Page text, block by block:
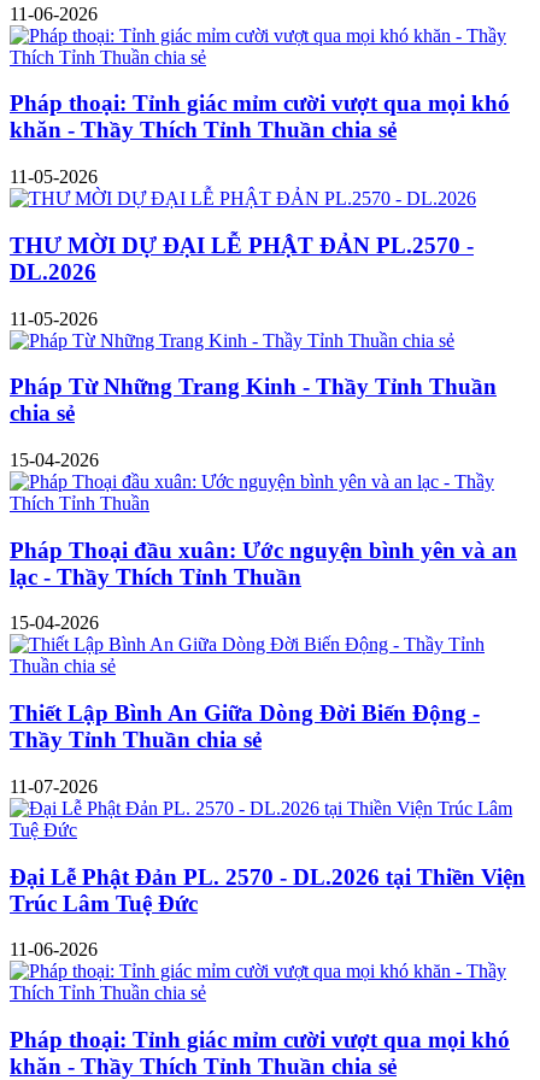
11-06-2026
Pháp thoại: Tỉnh giác mỉm cười vượt qua mọi khó
khăn - Thầy Thích Tỉnh Thuần chia sẻ
11-05-2026
THƯ MỜI DỰ ĐẠI LỄ PHẬT ĐẢN PL.2570 -
DL.2026
11-05-2026
Pháp Từ Những Trang Kinh - Thầy Tỉnh Thuần
chia sẻ
15-04-2026
Pháp Thoại đầu xuân: Ước nguyện bình yên và an
lạc - Thầy Thích Tỉnh Thuần
15-04-2026
Thiết Lập Bình An Giữa Dòng Đời Biến Động -
Thầy Tỉnh Thuần chia sẻ
11-07-2026
Đại Lễ Phật Đản PL. 2570 - DL.2026 tại Thiền Viện
Trúc Lâm Tuệ Đức
11-06-2026
Pháp thoại: Tỉnh giác mỉm cười vượt qua mọi khó
khăn - Thầy Thích Tỉnh Thuần chia sẻ